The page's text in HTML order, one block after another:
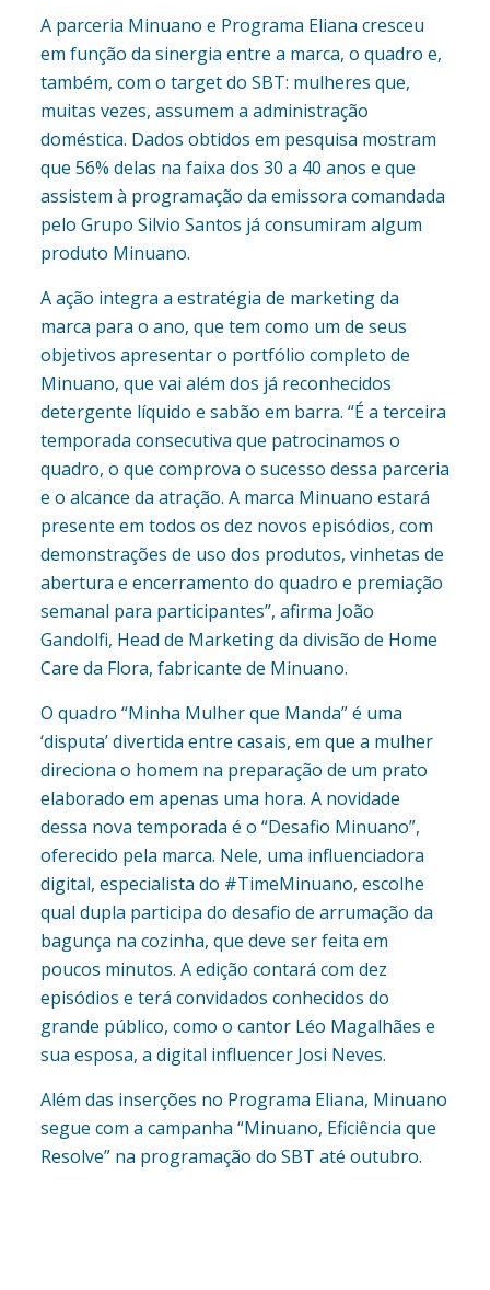
A parceria Minuano e Programa Eliana cresceu
em função da sinergia entre a marca, o quadro e,
também, com o target do SBT: mulheres que,
muitas vezes, assumem a administração
doméstica. Dados obtidos em pesquisa mostram
que 56% delas na faixa dos 30 a 40 anos e que
assistem à programação da emissora comandada
pelo Grupo Silvio Santos já consumiram algum
produto Minuano.
A ação integra a estratégia de marketing da
marca para o ano, que tem como um de seus
objetivos apresentar o portfólio completo de
Minuano, que vai além dos já reconhecidos
detergente líquido e sabão em barra. “É a terceira
temporada consecutiva que patrocinamos o
quadro, o que comprova o sucesso dessa parceria
e o alcance da atração. A marca Minuano estará
presente em todos os dez novos episódios, com
demonstrações de uso dos produtos, vinhetas de
abertura e encerramento do quadro e premiação
semanal para participantes”, afirma João
Gandolfi, Head de Marketing da divisão de Home
Care da Flora, fabricante de Minuano.
O quadro “Minha Mulher que Manda” é uma
‘disputa’ divertida entre casais, em que a mulher
direciona o homem na preparação de um prato
elaborado em apenas uma hora. A novidade
dessa nova temporada é o “Desafio Minuano”,
oferecido pela marca. Nele, uma influenciadora
digital, especialista do #TimeMinuano, escolhe
qual dupla participa do desafio de arrumação da
bagunça na cozinha, que deve ser feita em
poucos minutos. A edição contará com dez
episódios e terá convidados conhecidos do
grande público, como o cantor Léo Magalhães e
sua esposa, a digital influencer Josi Neves.
Além das inserções no Programa Eliana, Minuano
segue com a campanha “Minuano, Eficiência que
Resolve” na programação do SBT até outubro.